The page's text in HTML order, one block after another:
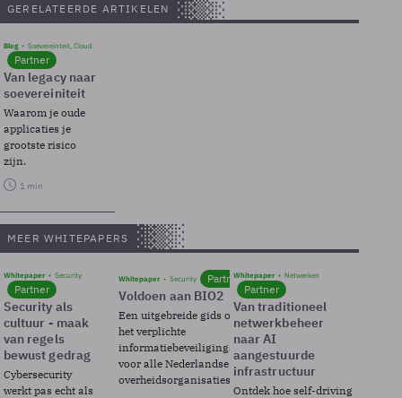
GERELATEERDE ARTIKELEN
Blog Soevereinteit, Cloud
Partner
Van legacy naar
soevereiniteit
Waarom je oude
applicaties je
grootste risico
zijn.
1 min
MEER WHITEPAPERS
Whitepaper Security
Partner
Security als
cultuur - maak
van regels
bewust gedrag
Cybersecurity
werkt pas echt als
Whitepaper Security Partner
Voldoen aan BIO2
Een uitgebreide gids over BIO2,
het verplichte
informatiebeveiligingsframework
voor alle Nederlandse
overheidsorganisaties.
Whitepaper Netwerken
Partner
Van traditioneel
netwerkbeheer
naar AI
aangestuurde
infrastructuur
Ontdek hoe self-driving